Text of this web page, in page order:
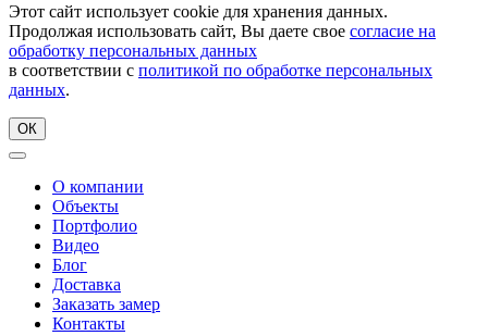
Этот сайт использует cookie для хранения данных.
Продолжая использовать сайт, Вы даете свое согласие на
обработку персональных данных
в соответствии с политикой по обработке персональных
данных.
ОК
О компании
Объекты
Портфолио
Видео
Блог
Доставка
Заказать замер
Контакты